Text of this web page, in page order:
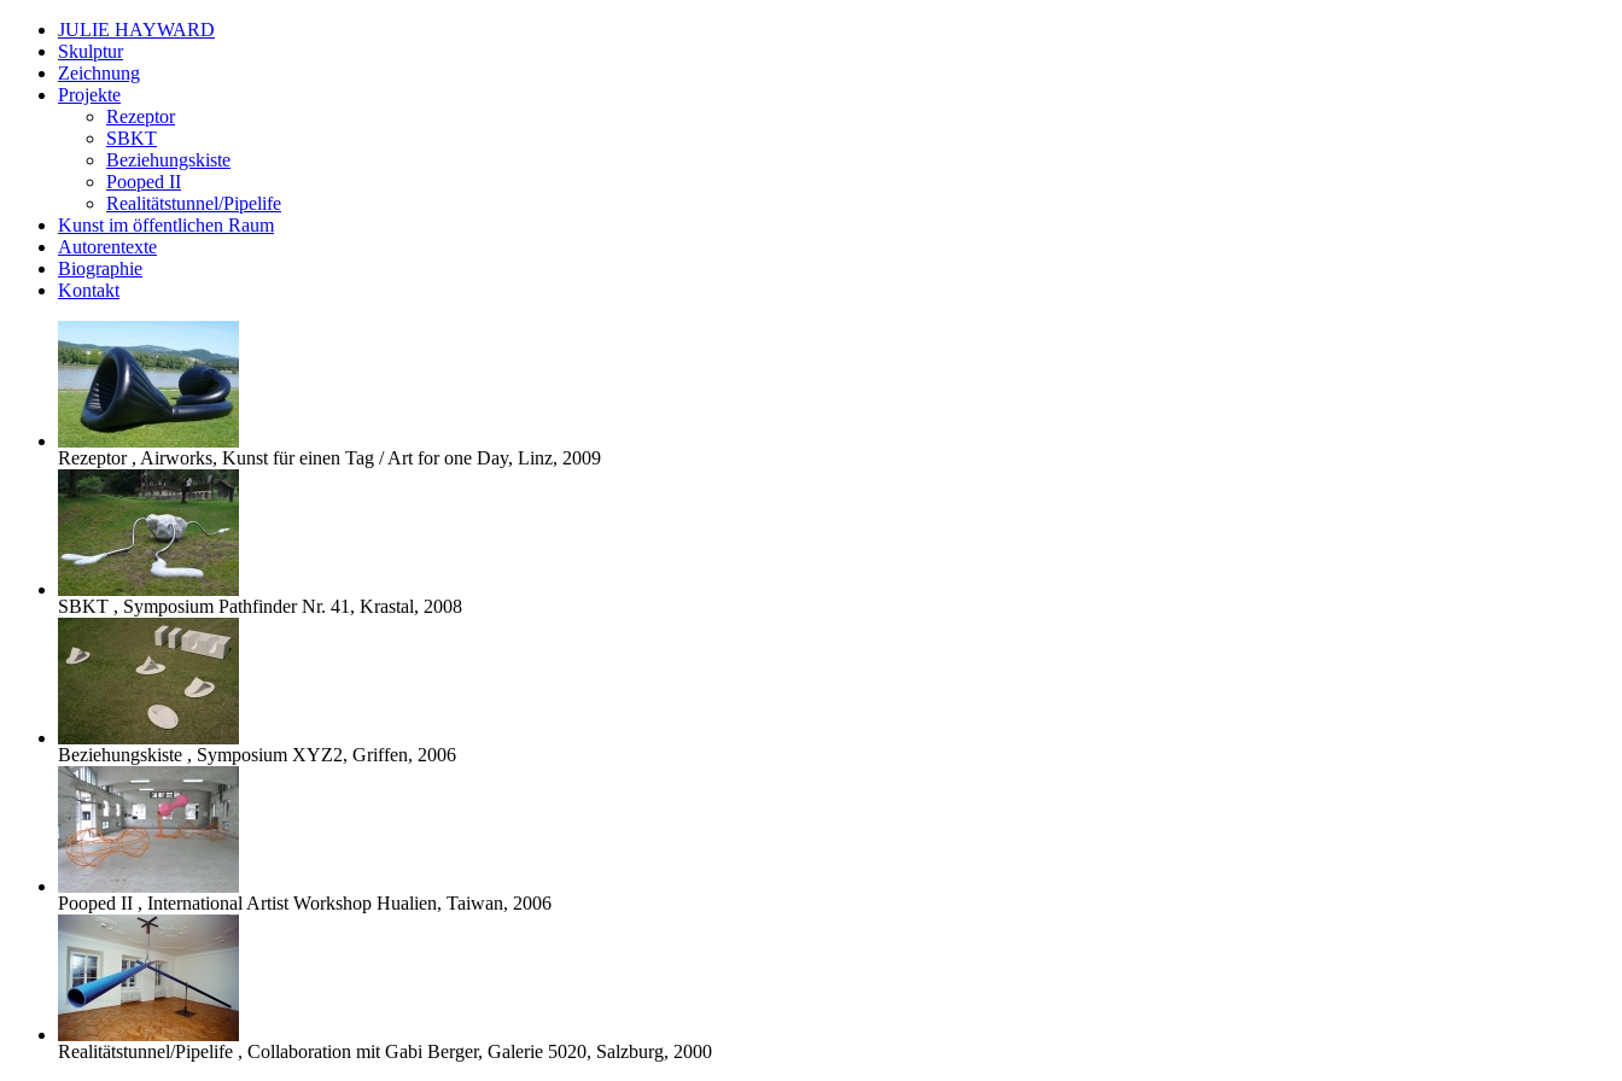
JULIE HAYWARD
Skulptur
Zeichnung
Projekte
Rezeptor
SBKT
Beziehungskiste
Pooped II
Realitätstunnel/Pipelife
Kunst im öffentlichen Raum
Autorentexte
Biographie
Kontakt
Rezeptor , Airworks, Kunst für einen Tag / Art for one Day, Linz, 2009
SBKT , Symposium Pathfinder Nr. 41, Krastal, 2008
Beziehungskiste , Symposium XYZ2, Griffen, 2006
Pooped II , International Artist Workshop Hualien, Taiwan, 2006
Realitätstunnel/Pipelife , Collaboration mit Gabi Berger, Galerie 5020, Salzburg, 2000